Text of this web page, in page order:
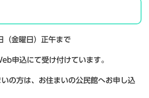
（金曜日）正午まで
申込にて受け付けています。
の方は、お住まいの公民館へお申し込